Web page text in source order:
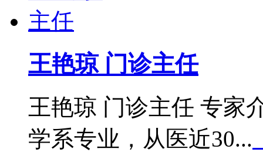
王艳琼 门诊主任
王艳琼 门诊主任 专家
学系专业，从医近30...